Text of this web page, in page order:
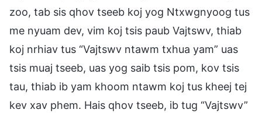
zoo, tab sis qhov tseeb koj yog Ntxwgnyoog tus
me nyuam dev, vim koj tsis paub Vajtswv, thiab
koj nrhiav tus “Vajtswv ntawm txhua yam” uas
tsis muaj tseeb, uas yog saib tsis pom, kov tsis
tau, thiab ib yam khoom ntawm koj tus kheej tej
kev xav phem. Hais qhov tseeb, ib tug “Vajtswv”